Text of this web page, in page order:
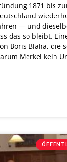
1871 bis
— und
das so bleibt.
Boris Blaha, die
Merkel kein